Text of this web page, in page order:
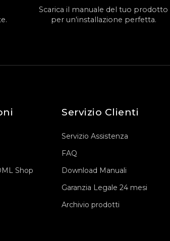
Scarica il manuale del tuo prodotto
per un'installazione perfetta.
Shop
Servizio Clienti
Servizio Assistenza
FAQ
Download Manuali
Garanzia Legale 24 mesi
Archivio prodotti